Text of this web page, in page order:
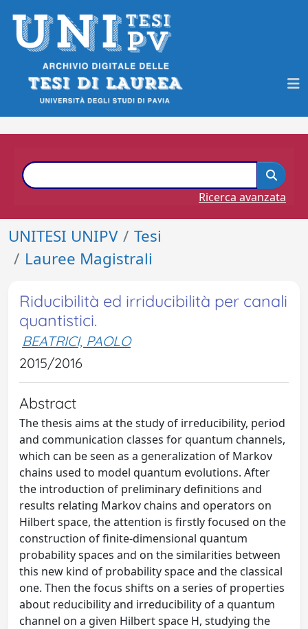
Ricerca avanzata
UNITESI UNIPV
Tesi
Lauree Magistrali
Riducibilità ed irriducibilità per canali
quantistici.
BEATRICI, PAOLO
2015/2016
Abstract
The thesis aims at the study of irreducibility, period
and communication classes for quantum channels,
which can be seen as a generalization of Markov
chains used to model quantum evolutions. After
the introduction of preliminary definitions and
results relating Markov chains and operators on
Hilbert space, the attention is firstly focused on the
construction of finite-dimensional quantum
probability spaces and on the similarities between
this new kind of probability space and the classical
one. Then the focus shifts on a series of properties
about reducibility and irreducibility of a quantum
channel on a given Hilbert space H, studying the